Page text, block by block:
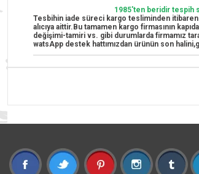
1985'ten beridir tespih
Tesbihin iade süreci kargo tesliminden itibaren
alıcıya aittir.Bu tamamen kargo firmasının
değişimi-tamiri vs. gibi durumlarda firmamız
watsApp destek hattımızdan ürünün son